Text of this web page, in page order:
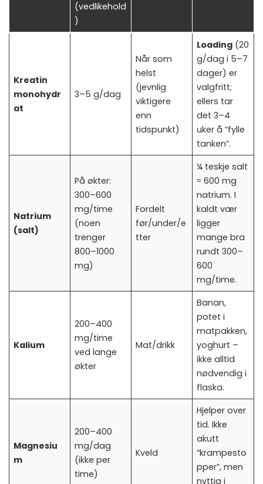
(vedlikehold
)
Kreatin
monohydr
at
3–5 g/dag
Når som
helst
(jevnlig
viktigere
enn
tidspunkt)
Loading (20
g/dag i 5–7
dager) er
valgfritt;
ellers tar
det 3–4
uker å “fylle
tanken”.
Natrium
(salt)
På økter:
300–600
mg/time
(noen
trenger
800–1000
mg)
Fordelt
før/under/e
tter
¼ teskje salt
≈ 600 mg
natrium. I
kaldt vær
ligger
mange bra
rundt 300–
600
mg/time.
Kalium
200–400
mg/time
ved lange
økter
Mat/drikk
Banan,
potet i
matpakken,
yoghurt –
ikke alltid
nødvendig i
flaska.
Magnesiu
m
200–400
mg/dag
(ikke per
time)
Kveld
Hjelper over
tid. Ikke
akutt
“krampesto
pper”, men
nyttig i